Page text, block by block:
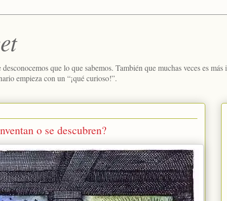
que lo que sabemos. También que muchas veces es
empieza con un “¡qué curioso!”.
o se descubren?